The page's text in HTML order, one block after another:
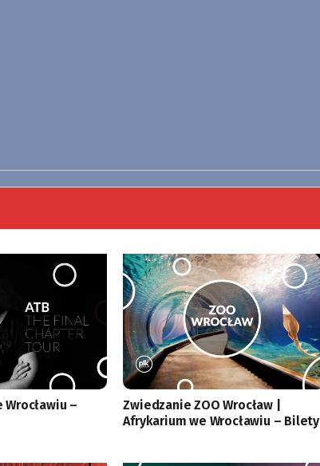
–
Zwiedzanie ZOO Wrocław |
Afrykarium we Wrocławiu – Bilety